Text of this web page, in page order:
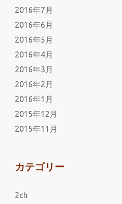
2016年7月
2016年6月
2016年5月
2016年4月
2016年3月
2016年2月
2016年1月
2015年12月
2015年11月
カテゴリー
2ch